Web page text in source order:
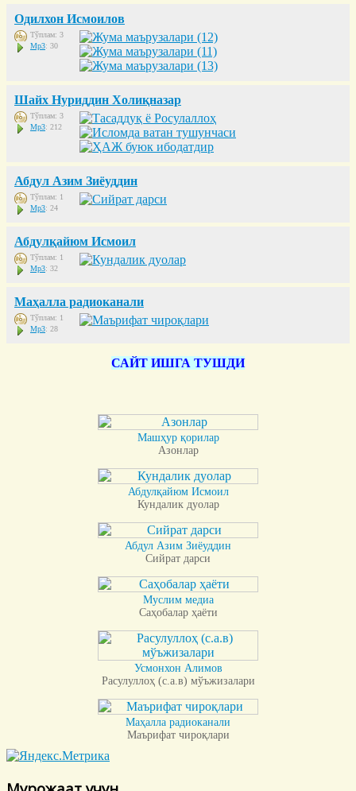
Одилхон Исмоилов
Тўплам: 3
Mp3: 30
Шайх Нуриддин Холиқназар
Тўплам: 3
Mp3: 212
Абдул Азим Зиёуддин
Тўплам: 1
Mp3: 24
Абдулқайюм Исмоил
Тўплам: 1
Mp3: 32
Маҳалла радиоканали
Тўплам: 1
Mp3: 28
САЙТ ИШГА ТУШДИ
Машҳур қорилар
Азонлар
Абдулқайюм Исмоил
Кундалик дуолар
Абдул Азим Зиёуддин
Сийрат дарси
Муслим медиа
Саҳобалар ҳаёти
Усмонхон Алимов
Расулуллоҳ (с.а.в) мўъжизалари
Маҳалла радиоканали
Маърифат чироқлари